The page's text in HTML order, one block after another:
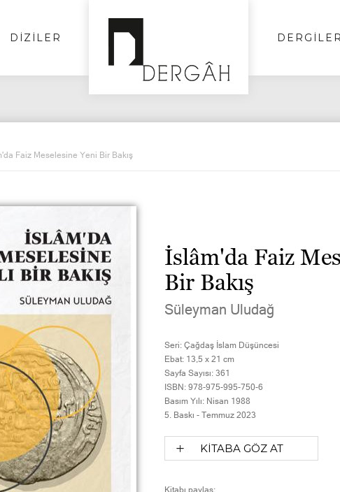
DİZİLER DERGİLER
Faiz Meselesine Yeni Bir Bakış
İslâm'da Faiz
Bir Bakış
Süleyman Uludağ
Seri: Çağdaş İslam Düşüncesi
Ebat: 13,5 x 21 cm
Sayfa Sayısı: 361
ISBN: 978-975-995-750-6
Basım Yılı: Nisan 1988
5. Baskı - Temmuz 2023
KİTABA GÖZ AT
Kitabı paylaş: